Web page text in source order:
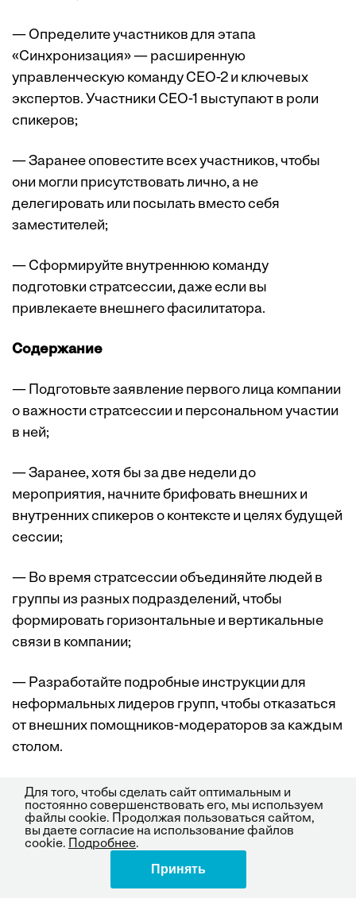
— Определите участников для этапа
«Синхронизация» — расширенную
управленческую команду СЕО-2 и ключевых
экспертов. Участники СЕО-1 выступают в роли
спикеров;
— Заранее оповестите всех участников, чтобы
они могли присутствовать лично, а не
делегировать или посылать вместо себя
заместителей;
— Сформируйте внутреннюю команду
подготовки стратсессии, даже если вы
привлекаете внешнего фасилитатора.
Содержание
— Подготовьте заявление первого лица компании
о важности стратсессии и персональном участии
в ней;
— Заранее, хотя бы за две недели до
мероприятия, начните брифовать внешних и
внутренних спикеров о контексте и целях будущей
сессии;
— Во время стратсессии объединяйте людей в
группы из разных подразделений, чтобы
формировать горизонтальные и вертикальные
связи в компании;
— Разработайте подробные инструкции для
неформальных лидеров групп, чтобы отказаться
от внешних помощников-модераторов за каждым
столом.
Время
— Учитывайте время, необходимое на
формирование групп и выхода на продуктивную
Для того, чтобы сделать сайт оптимальным и
постоянно совершенствовать его, мы используем
файлы cookie. Продолжая пользоваться сайтом,
вы даете согласие на использование файлов
cookie.
Подробнее.
Принять